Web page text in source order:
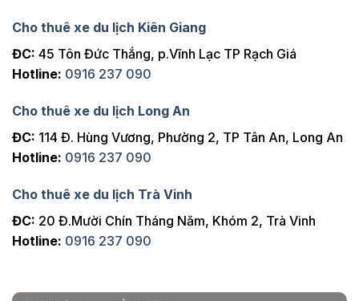
Cho thuê xe du lịch Kiên Giang
ĐC: 45 Tôn Đức Thắng, p.Vĩnh Lạc TP Rạch Giá
Hotline: 0916 237 090
Cho thuê xe du lịch Long An
ĐC: 114 Đ. Hùng Vương, Phường 2, TP Tân An, Long An
Hotline: 0916 237 090
Cho thuê xe du lịch Trà Vinh
ĐC: 20 Đ.Mười Chín Tháng Năm, Khóm 2, Trà Vinh
Hotline: 0916 237 090